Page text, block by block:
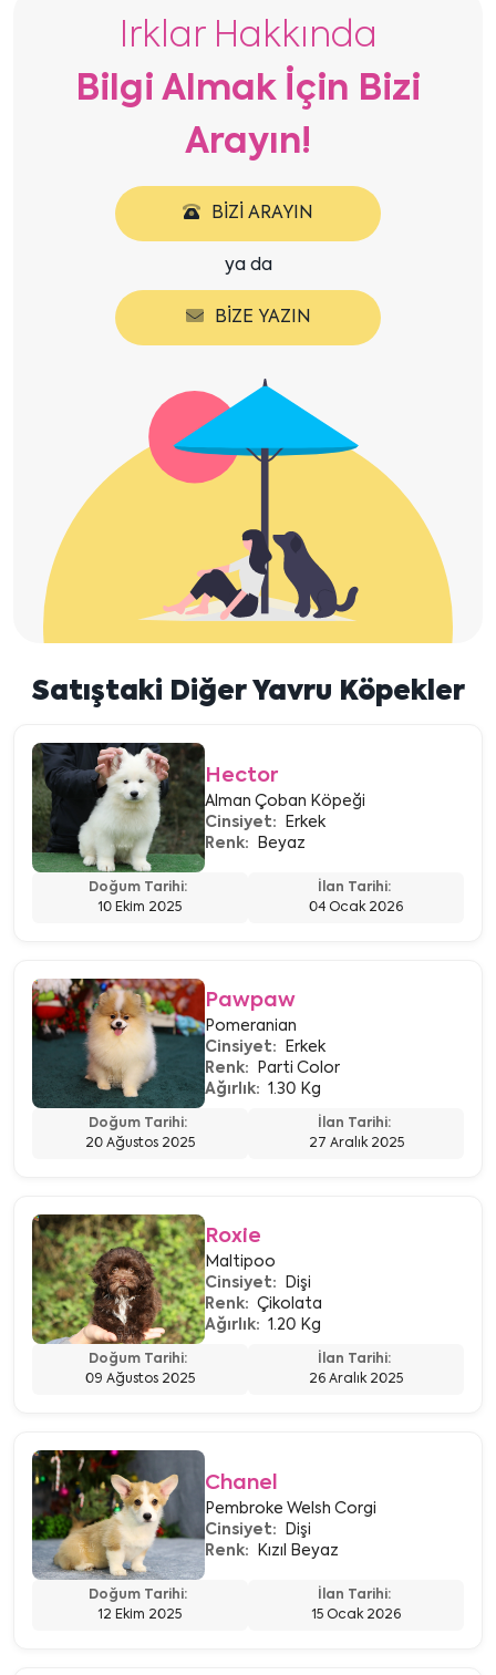
göster
göster
Irklar Hakkında
Bilgi Almak İçin Bizi
Arayın!
BIZI ARAYIN
ya da
BIZE YAZIN
Satıştaki Diğer Yavru Köpekler
Hector
Alman Çoban Köpeği
Cinsiyet:
Erkek
Renk:
Beyaz
Doğum Tarihi:
10 Ekim 2025
İlan Tarihi:
04 Ocak 2026
Pawpaw
Pomeranian
Cinsiyet:
Erkek
Renk:
Parti Color
Ağırlık: 1.30 Kg
Doğum Tarihi:
20 Ağustos 2025
İlan Tarihi:
27 Aralık 2025
Roxie
Maltipoo
Cinsiyet:
Dişi
Renk: Çikolata
Ağırlık: 1.20 Kg
Doğum Tarihi:
09 Ağustos 2025
İlan Tarihi:
26 Aralık 2025
Chanel
Pembroke Welsh Corgi
Cinsiyet:
Dişi
Renk:
Kızıl Beyaz
Doğum Tarihi:
12 Ekim 2025
İlan Tarihi:
15 Ocak 2026